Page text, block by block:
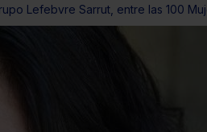
Lefebvre Sarrut, entre las 100